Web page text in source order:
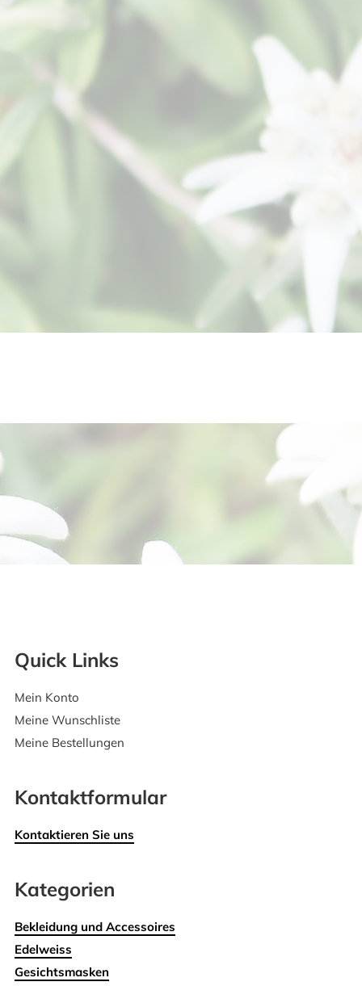
Quick Links
Mein Konto
Meine Wunschliste
Meine Bestellungen
Kontaktformular
Kontaktieren Sie uns
Kategorien
Bekleidung und Accessoires
Edelweiss
Gesichtsmasken